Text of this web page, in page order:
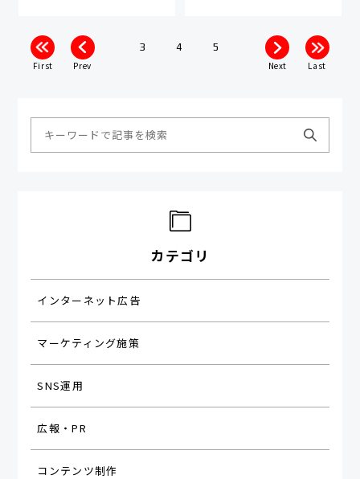
First Prev
3 4
5
Next
Last
カテゴリ
インターネット広告
マーケティング施策
SNS運用
広報・PR
コンテンツ制作